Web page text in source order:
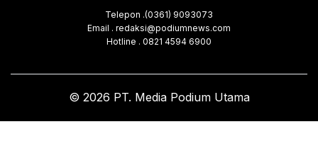
Telepon .(0361) 9093073
Email . redaksi@podiumnews.com
Hotline . 0821 4594 6900
© 2026 PT. Media Podium Utama